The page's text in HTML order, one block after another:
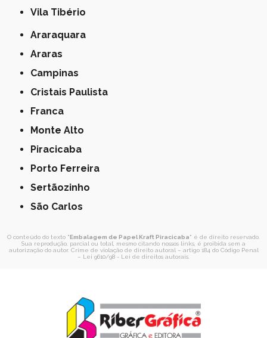
Vila Tibério
Araraquara
Araras
Campinas
Cristais Paulista
Franca
Monte Alto
Piracicaba
Porto Ferreira
Sertãozinho
São Carlos
O conteúdo do texto " Embalagem de Papel Kraft Piracicaba" é de direito reservado.
Sua reprodução, parcial ou total, mesmo citando nossos links, é proibida sem a
autorização do autor. Crime de violação de direito autoral – artigo 184 do Código Penal
– Lei 9610/98 - Lei de direitos autorais.